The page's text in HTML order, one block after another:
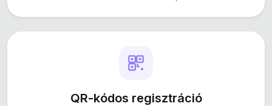
QR-kódos regisztráció